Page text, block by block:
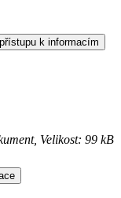
k informacím
Velikost: 99 kB